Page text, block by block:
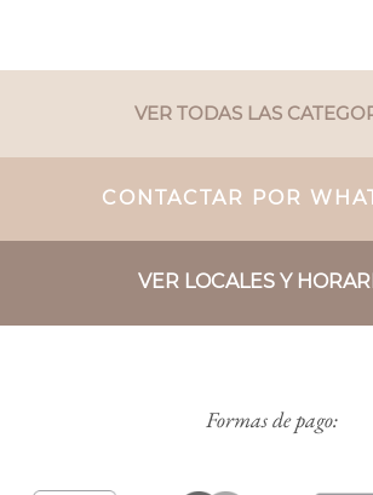
VER TODAS LAS
CONTACTAR POR
VER LOCALES Y
Formas de pago: